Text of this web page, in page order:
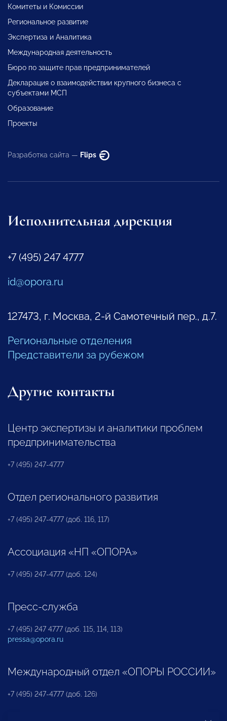
Комитеты и Комиссии
Региональное развитие
Экспертиза и Аналитика
Международная деятельность
Бюро по защите прав предпринимателей
Декларация о взаимодействии крупного бизнеса с
субъектами МСП
Образование
Проекты
Разработка сайта — Flips
Исполнительная дирекция
+7 (495) 247 4777
id@opora.ru
127473, г. Москва, 2-й Самотечный пер., д.7.
Региональные отделения
Представители за рубежом
Другие контакты
Центр экспертизы и аналитики проблем
предпринимательства
+7 (495) 247-4777
Отдел регионального развития
+7 (495) 247-4777 (доб. 116, 117)
Ассоциация «НП «ОПОРА»
+7 (495) 247-4777 (доб. 124)
Пресс-служба
+7 (495) 247 4777 (доб. 115, 114, 113)
pressa@opora.ru
Международный отдел «ОПОРЫ РОССИИ»
+7 (495) 247-4777 (доб. 126)